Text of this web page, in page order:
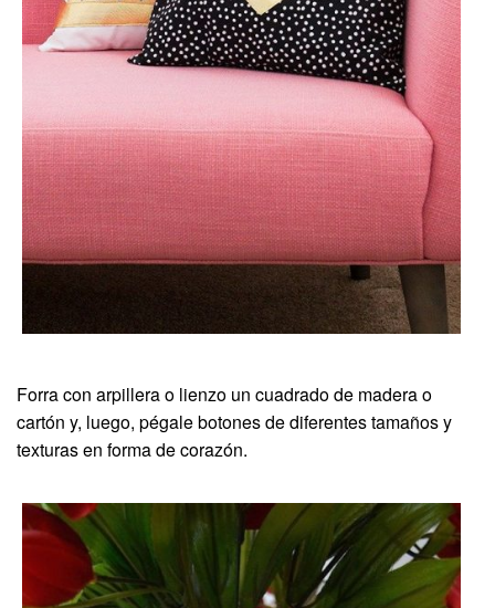
Forra con arpillera o lienzo un cuadrado de madera o
cartón y, luego, pégale botones de diferentes tamaños y
texturas en forma de corazón.